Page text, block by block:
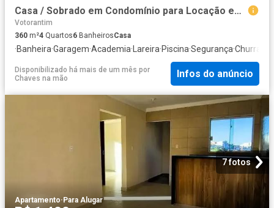
Casa / Sobrado em Condomínio para Locação em Votorantim/SP Alphaville Nova Esplanada 1 4 Quartos
Votorantim
360 m²4 Quartos6 BanheirosCasa
·Banheira·Garagem·Academia· Lareira·Piscina·Segurança·
Disponibilizado há mais de um mês por
Chaves na mão
Infos do anúncio
7 fotos
Apartamento·Para Alugar